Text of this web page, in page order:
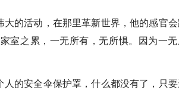
的活动，在那里革新世界，他的感官
室之累，一无所有，无所惧。因为一
的安全伞保护罩，什么都没有了，只